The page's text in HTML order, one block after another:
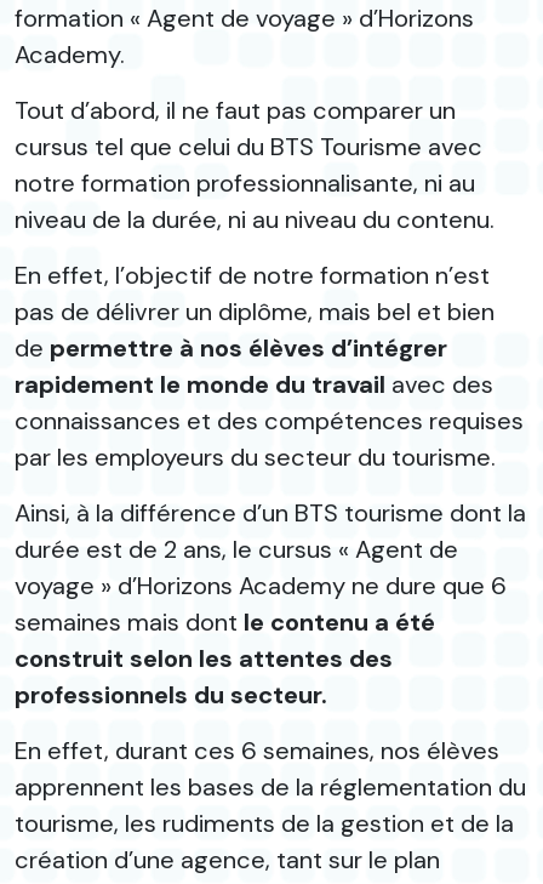
formation « Agent de voyage » d’Horizons
Academy.
Tout d’abord, il ne faut pas comparer un
cursus tel que celui du BTS Tourisme avec
notre formation professionnalisante, ni au
niveau de la durée, ni au niveau du contenu.
En effet, l’objectif de notre formation n’est
pas de délivrer un diplôme, mais bel et bien
de permettre à nos élèves d’intégrer
rapidement le monde du travail avec des
connaissances et des compétences requises
par les employeurs du secteur du tourisme.
Ainsi, à la différence d’un BTS tourisme dont la
durée est de 2 ans, le cursus « Agent de
voyage » d’Horizons Academy ne dure que 6
semaines mais dont le contenu a été
construit selon les attentes des
professionnels du secteur.
En effet, durant ces 6 semaines, nos élèves
apprennent les bases de la réglementation du
tourisme, les rudiments de la gestion et de la
création d’une agence, tant sur le plan